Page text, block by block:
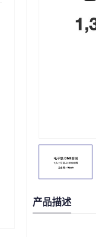
产品描述